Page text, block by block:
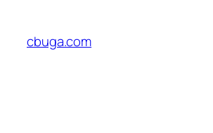
content
cbuga.com